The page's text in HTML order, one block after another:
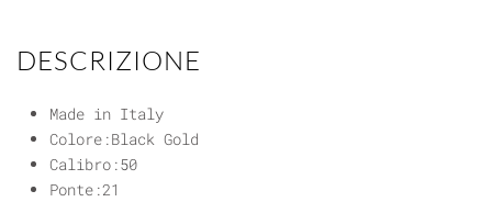
DESCRIZIONE
Made in Italy
Colore:Black Gold
Calibro:50
Ponte:21